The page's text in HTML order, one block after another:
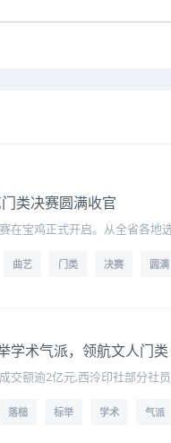
类决赛圆满收官
在宝鸡正式开启。从全省各
曲艺 门类 决赛 圆满
术气派，领航文人门类
交额逾2亿元,西泠印社部分社
落槌 标举 学术 气派